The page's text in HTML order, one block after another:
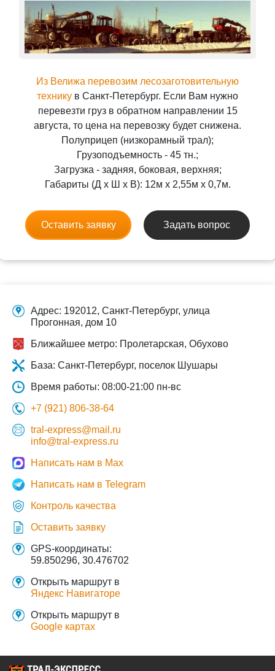
Из Велижа перевозим лесозаготовительную
технику в Санкт-Петербург. Если Вам нужно
перевезти груз в обратном направлении 15
августа, то цена на перевозку будет снижена.
Полуприцеп (низкорамный трал);
Грузоподъемность - 45 тн.;
Загрузка - задняя, боковая, верхняя;
Габариты (Д x Ш x В): 12м x 2,55м x 0,7м.
Оставить заявку Задать вопрос
Адрес: 192012, Санкт-Петербург, улица
Прогонная, дом 10
Ближайшее метро: Пролетарская, Обухово
База: Санкт-Петербург, поселок Шушары
Время работы: 08:00-21:00 пн-вс
+7 (921) 806-38-64
tral-express@mail.ru
info@tral-express.ru
Написать нам в Max
Написать нам в Telegram
Контроль качества
Оставить заявку
GPS-координаты:
59.850296, 30.476702
Открыть маршрут в
Яндекс Навигаторе
Открыть маршрут в
Google картах